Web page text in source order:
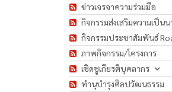
ข่าวเจรจาความร่วมมือ
กิจกรรมส่งเสริมความเป็น
กิจกรรมประชาสัมพันธ์
ภาพกิจกรรม/โครงการ
เชิดชูเกียรติบุคลากร
ทำนุบำรุงศิลปวัฒนธรรม